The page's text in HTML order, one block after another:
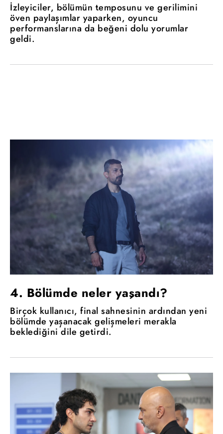
İzleyiciler, bölümün temposunu ve gerilimini
öven paylaşımlar yaparken, oyuncu
performanslarına da beğeni dolu yorumlar
geldi.
4. Bölümde neler yaşandı?
Birçok kullanıcı, final sahnesinin ardından yeni
bölümde yaşanacak gelişmeleri merakla
beklediğini dile getirdi.